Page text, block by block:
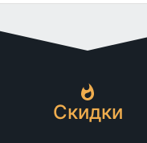
Скидки